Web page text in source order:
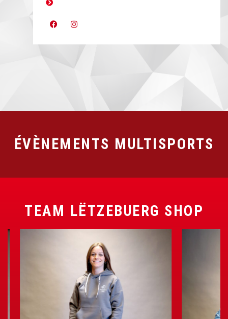
ÉVÈNEMENTS MULTISPORTS
TEAM LËTZEBUERG SHOP